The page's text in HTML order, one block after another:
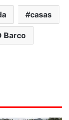
casas
Barco